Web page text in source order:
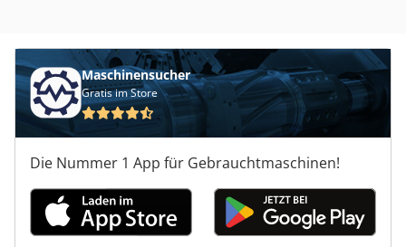
Maschinensucher
Gratis im Store
Die Nummer 1 App für Gebrauchtmaschinen!